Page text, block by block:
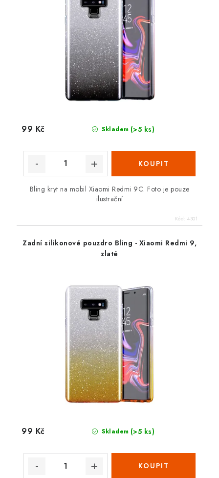
Skladem (>5 ks)
99 Kč
Bling kryt na mobil Xiaomi Redmi 9C. Foto je pouze
ilustrační
Kód: 4301
Zadní silikonové pouzdro Bling - Xiaomi Redmi 9,
zlaté
Skladem (>5 ks)
99 Kč